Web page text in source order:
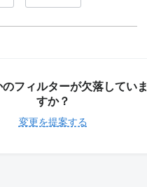
のフィルターが欠落していま
すか？
変更を提案する